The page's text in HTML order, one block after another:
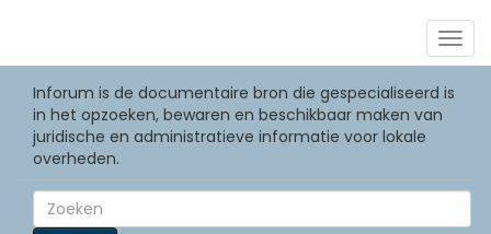
Inforum is de documentaire bron die gespecialiseerd is
in het opzoeken, bewaren en beschikbaar maken van
juridische en administratieve informatie voor lokale
overheden.